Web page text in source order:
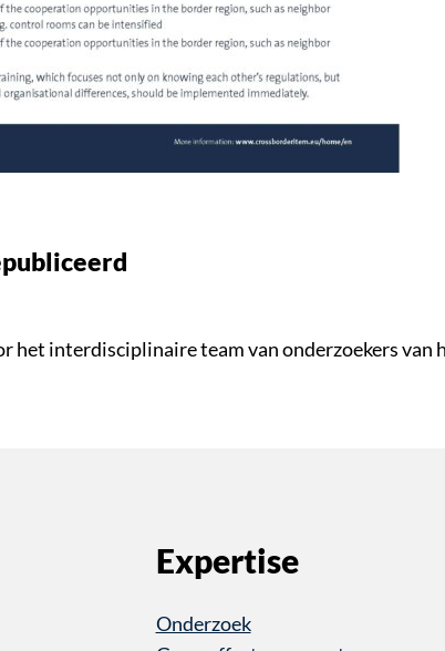
het interdisciplinaire team van onderzoekers
Expertise
Onderzoek